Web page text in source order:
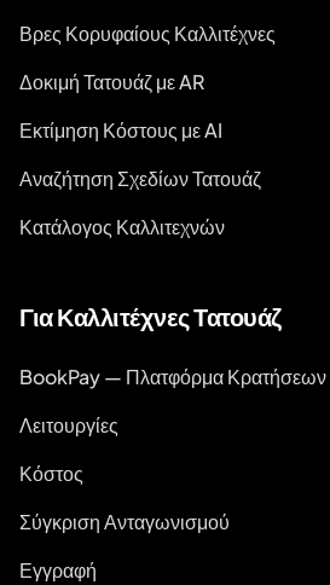
Βρες Κορυφαίους Καλλιτέχνες
Δοκιμή Τατουάζ με AR
Εκτίμηση Κόστους με AI
Αναζήτηση Σχεδίων Τατουάζ
Κατάλογος Καλλιτεχνών
Για Καλλιτέχνες Τατουάζ
BookPay — Πλατφόρμα Κρατήσεων
Λειτουργίες
Κόστος
Σύγκριση Ανταγωνισμού
Εγγραφή